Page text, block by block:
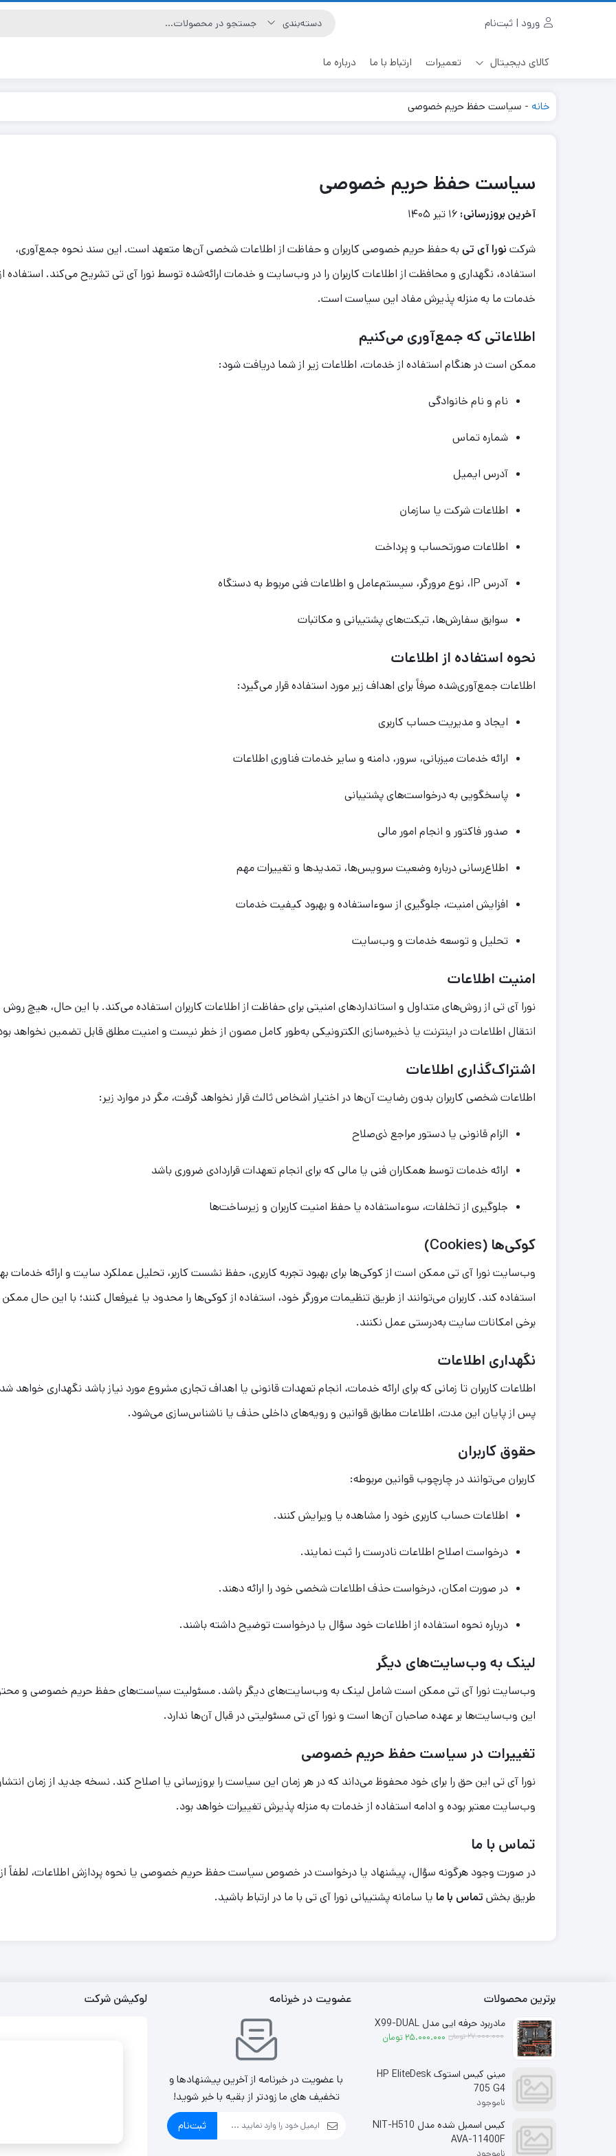
ورود | ثبت‌نام
کالای دیجیتال تعمیرات ارتباط با ما درباره ما
خانه - سیاست حفظ حریم خصوصی
سیاست حفظ حریم خصوصی
آخرین بروزرسانی:
شرکت نورا آی تیبه حفظ حریم خصوصی کاربران و حفاظت از اطلاعات شخصی آن‌ها متعهد است. این سند نحوه جمع‌آوری،
استفاده، نگهداری و محافظت از اطلاعات کاربران را در وب‌سایت و خدمات ارائه‌شده توسط نورا آی تی تشریح می‌کند. استفاده
خدمات ما به منزله پذیرش مفاد این سیاست است.
اطلاعاتی که جمع‌آوری می‌کنیم
ممکن است در هنگام استفاده از خدمات، اطلاعات زیر از شما دریافت شود:
نام و نام خانوادگی
شماره تماس
آدرس ایمیل
اطلاعات شرکت یا سازمان
اطلاعات صورتحساب و پرداخت
آدرس IP، نوع مرورگر، سیستم‌عامل و اطلاعات فنی مربوط به دستگاه
سوابق سفارش‌ها، تیکت‌های پشتیبانی و مکاتبات
نحوه استفاده از اطلاعات
اطلاعات جمع‌آوری‌شده صرفاً برای اهداف زیر مورد استفاده قرار می‌گیرد:
ایجاد و مدیریت حساب کاربری
ارائه خدمات میزبانی، سرور، دامنه و سایر خدمات فناوری اطلاعات
پاسخگویی به درخواست‌های پشتیبانی
صدور فاکتور و انجام امور مالی
اطلاع‌رسانی درباره وضعیت سرویس‌ها، تمدیدها و تغییرات مهم
افزایش امنیت، جلوگیری از سوءاستفاده و بهبود کیفیت خدمات
تحلیل و توسعه خدمات و وب‌سایت
امنیت اطلاعات
نورا آی تی از روش‌های متداول و استانداردهای امنیتی برای حفاظت از اطلاعات کاربران استفاده می‌کند. با این حال، هیچ روش
انتقال اطلاعات در اینترنت یا ذخیره‌سازی الکترونیکی به‌طور کامل مصون از خطر نیست و امنیت مطلق قابل تضمین نخواهد
اشتراک‌گذاری اطلاعات
اطلاعات شخصی کاربران بدون رضایت آن‌ها در اختیار اشخاص ثالث قرار نخواهد گرفت، مگر در موارد زیر:
الزام قانونی یا دستور مراجع ذی‌صلاح
ارائه خدمات توسط همکاران فنی یا مالی که برای انجام تعهدات قراردادی ضروری باشد
جلوگیری از تخلفات، سوءاستفاده یا حفظ امنیت کاربران و زیرساخت‌ها
کوکی‌ها (Cookies)
وب‌سایت نورا آی تی ممکن است از کوکی‌ها برای بهبود تجربه کاربری، حفظ نشست کاربر، تحلیل عملکرد سایت و ارائه خدمات
استفاده کند. کاربران می‌توانند از طریق تنظیمات مرورگر خود، استفاده از کوکی‌ها را محدود یا غیرفعال کنند؛ با این حال
برخی امکانات سایت به‌درستی عمل نکنند.
نگهداری اطلاعات
اطلاعات کاربران تا زمانی که برای ارائه خدمات، انجام تعهدات قانونی یا اهداف تجاری مشروع مورد نیاز باشد نگهداری خواهد
پس از پایان این مدت، اطلاعات مطابق قوانین و رویه‌های داخلی حذف یا ناشناس‌سازی می‌شود.
حقوق کاربران
کاربران می‌توانند در چارچوب قوانین مربوطه:
اطلاعات حساب کاربری خود را مشاهده یا ویرایش کنند.
درخواست اصلاح اطلاعات نادرست را ثبت نمایند.
در صورت امکان، درخواست حذف اطلاعات شخصی خود را ارائه دهند.
درباره نحوه استفاده از اطلاعات خود سؤال یا درخواست توضیح داشته باشند.
لینک به وب‌سایت‌های دیگر
وب‌سایت نورا آی تی ممکن است شامل لینک به وب‌سایت‌های دیگر باشد. مسئولیت سیاست‌های حفظ حریم خصوصی و
این وب‌سایت‌ها بر عهده صاحبان آن‌ها است و نورا آی تی مسئولیتی در قبال آن‌ها ندارد.
تغییرات در سیاست حفظ حریم خصوصی
نورا آی تی این حق را برای خود محفوظ می‌داند که در هر زمان این سیاست را بروزرسانی یا اصلاح کند. نسخه جدید از زمان
وب‌سایت معتبر بوده و ادامه استفاده از خدمات به منزله پذیرش تغییرات خواهد بود.
تماس با ما
در صورت وجود هرگونه سؤال، پیشنهاد یا درخواست در خصوص سیاست حفظ حریم خصوصی یا نحوه پردازش اطلاعات، لطفاً از
طریق بخش تماس با ما یا سامانه پشتیبانی نورا آی تی با ما در ارتباط باشید.
برترین محصولات
مادربرد حرفه ایی مدل X99-DUAL
27.000.000تومان
قیمت اصلی: 27.000.000 تومان بود. 25.000.000 تومان قیمت فعلی: 25.000.000 تومان.
مینی کیس استوک HP EliteDesk
705 G4
ناموجود
کیس اسمبل شده مدل NIT-H510
AVA-11400F
عضویت در خبرنامه
با عضویت در خبرنامه از آخرین پیشنهادها و
تخفیف های ما زودتر از بقیه با خبر شوید!
ثبت‌نام
لوکیشن شرکت